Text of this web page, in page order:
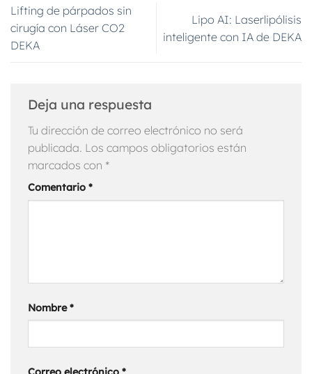
Lifting de párpados sin
cirugía con Láser CO2
DEKA
Lipo AI: Laserlipólisis
inteligente con IA de DEKA
Deja una respuesta
Tu dirección de correo electrónico no será
publicada. Los campos obligatorios están
marcados con *
Comentario *
Nombre*